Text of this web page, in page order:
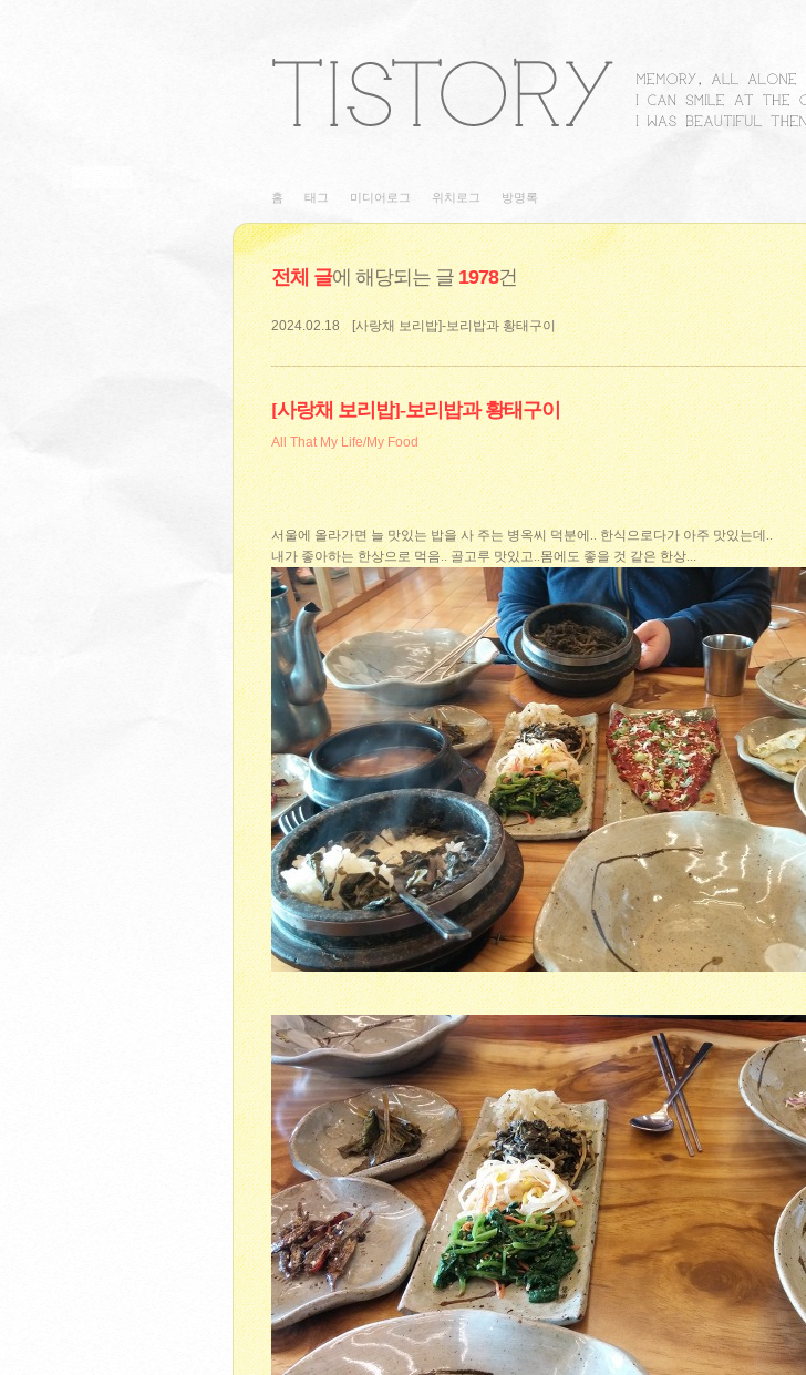
홈 태그 미디어로그 위치로그 방명록
전체 글에 해당되는 글1978건
2024.02.18 [사랑채 보리밥]-보리밥과 황태구이
[사랑채 보리밥]-보리밥과 황태구이
All That My Life/My Food
서울에 올라가면 늘 맛있는 밥을 사 주는 병옥씨 덕분에.. 한식으로다가 아주 맛있는데..
내가 좋아하는 한상으로 먹음.. 골고루 맛있고..몸에도 좋을 것 같은 한상...